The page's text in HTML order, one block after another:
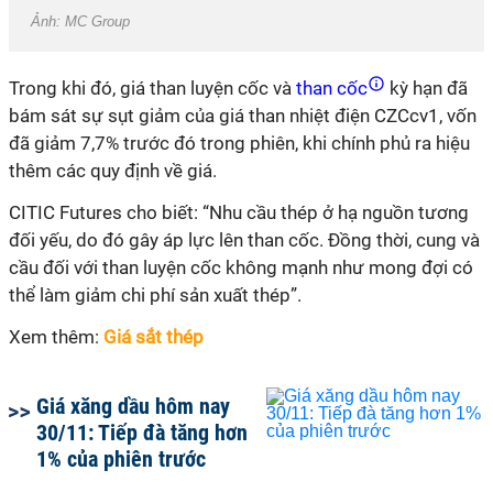
Ảnh: MC Group
Trong khi đó, giá than luyện cốc và than cốc
kỳ hạn đã
bám sát sự sụt giảm của giá than nhiệt điện CZCcv1, vốn
đã giảm 7,7% trước đó trong phiên, khi chính phủ ra hiệu
thêm các quy định về giá.
CITIC Futures cho biết: “Nhu cầu thép ở hạ nguồn tương
đối yếu, do đó gây áp lực lên than cốc. Đồng thời, cung và
cầu đối với than luyện cốc không mạnh như mong đợi có
thể làm giảm chi phí sản xuất thép”.
Xem thêm: Giá sắt thép
Giá xăng dầu hôm nay
30/11: Tiếp đà tăng hơn
1% của phiên trước